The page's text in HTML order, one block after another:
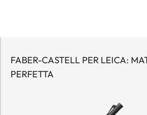
FABER-CASTELL PER LEICA:
PERFETTA